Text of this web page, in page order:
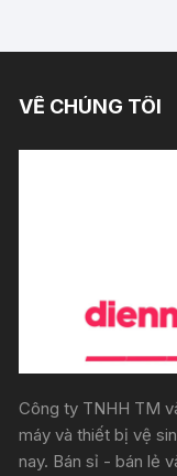
VỀ CHÚNG TÔI
Công ty TNHH TM
máy và thiết bị vệ
nay. Bán sỉ - bán lẻ